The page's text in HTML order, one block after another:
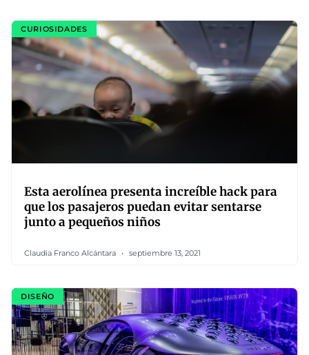
CURIOSIDADES
Esta aerolínea presenta increíble hack para
que los pasajeros puedan evitar sentarse
junto a pequeños niños
Claudia Franco Alcántara septiembre 13, 2021
DISEÑO